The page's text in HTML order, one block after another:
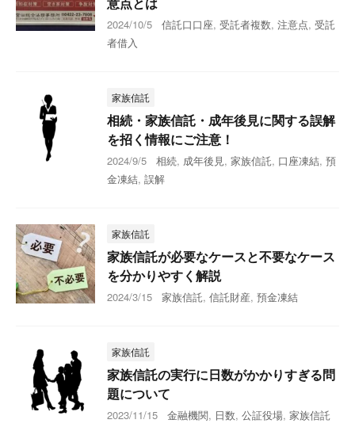
2024/10/5 信託口口座, 受託者複数, 注意点, 受託
者借入
家族信託
相続・家族信託・成年後見に関する誤解
を招く情報にご注意！
2024/9/5 相続, 成年後見, 家族信託, 口座凍結, 預
金凍結, 誤解
家族信託
家族信託が必要なケースと不要なケース
を分かりやすく解説
2024/3/15 家族信託, 信託財産, 預金凍結
家族信託
家族信託の実行に日数がかかりすぎる問
題について
2023/11/15 金融機関, 日数, 公証役場, 家族信託